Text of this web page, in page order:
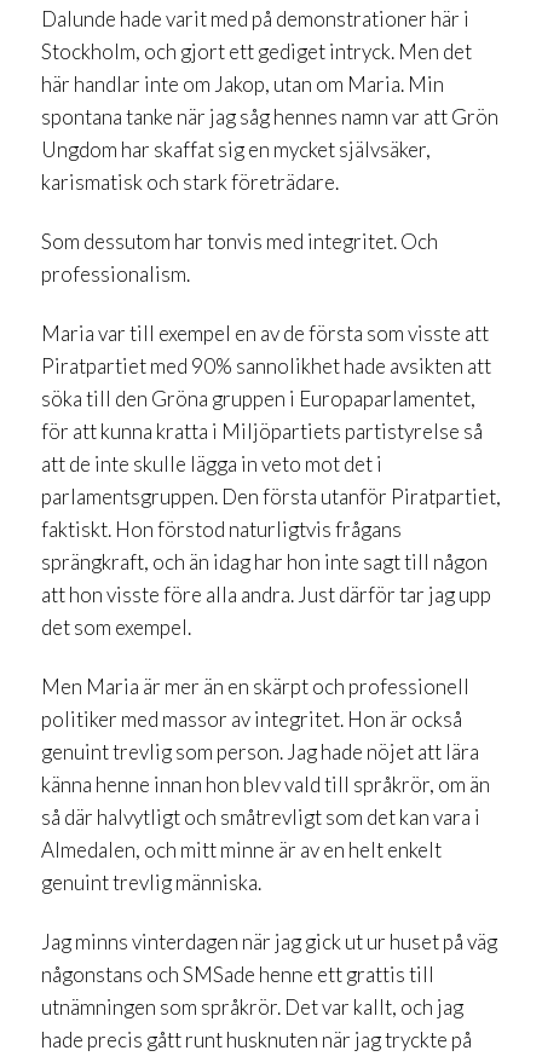
Dalunde hade varit med på demonstrationer här i
Stockholm, och gjort ett gediget intryck. Men det
här handlar inte om Jakop, utan om Maria. Min
spontana tanke när jag såg hennes namn var att Grön
Ungdom har skaffat sig en mycket självsäker,
karismatisk och stark företrädare.
Som dessutom har tonvis med integritet. Och
professionalism.
Maria var till exempel en av de första som visste att
Piratpartiet med 90% sannolikhet hade avsikten att
söka till den Gröna gruppen i Europaparlamentet,
för att kunna kratta i Miljöpartiets partistyrelse så
att de inte skulle lägga in veto mot det i
parlamentsgruppen. Den första utanför Piratpartiet,
faktiskt. Hon förstod naturligtvis frågans
sprängkraft, och än idag har hon inte sagt till någon
att hon visste före alla andra. Just därför tar jag upp
det som exempel.
Men Maria är mer än en skärpt och professionell
politiker med massor av integritet. Hon är också
genuint trevlig som person. Jag hade nöjet att lära
känna henne innan hon blev vald till språkrör, om än
så där halvytligt och småtrevligt som det kan vara i
Almedalen, och mitt minne är av en helt enkelt
genuint trevlig människa.
Jag minns vinterdagen när jag gick ut ur huset på väg
någonstans och SMSade henne ett grattis till
utnämningen som språkrör. Det var kallt, och jag
hade precis gått runt husknuten när jag tryckte på